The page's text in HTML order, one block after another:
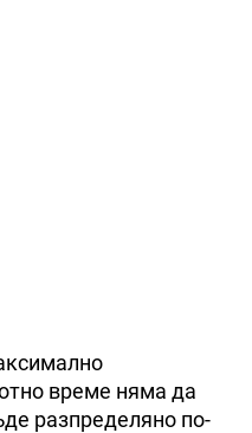
време няма да
разпределяно по-